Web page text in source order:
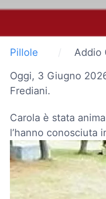
Pillole
Addio
Oggi, 3 Giugno
Frediani.
Carola è stata
l’hanno conosciuta